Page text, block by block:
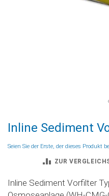
Anfang
Bildgalerie
Inline Sediment
Seien Sie der Erste, der dieses Produkt
ZUR
Inline Sediment Vorfilter